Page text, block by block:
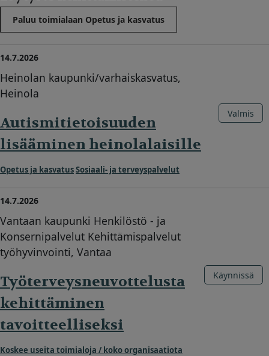
Paluu toimialaan Opetus ja kasvatus
14.7.2026
Heinolan kaupunki/varhaiskasvatus,
Heinola
Autismitietoisuuden
lisääminen heinolalaisille
Opetus ja kasvatusSosiaali- ja terveyspalvelut
Valmis
14.7.2026
Vantaan kaupunki Henkilöstö - ja
Konsernipalvelut Kehittämispalvelut
työhyvinvointi, Vantaa
Työterveysneuvottelusta
kehittäminen
tavoitteelliseksi
Koskee useita toimialoja / koko organisaatiota
Käynnissä